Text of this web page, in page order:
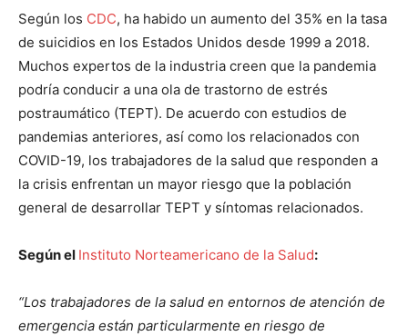
Según los CDC, ha habido un aumento del 35% en la tasa
de suicidios en los Estados Unidos desde 1999 a 2018.
Muchos expertos de la industria creen que la pandemia
podría conducir a una ola de trastorno de estrés
postraumático (TEPT). De acuerdo con estudios de
pandemias anteriores, así como los relacionados con
COVID-19, los trabajadores de la salud que responden a
la crisis enfrentan un mayor riesgo que la población
general de desarrollar TEPT y síntomas relacionados.
Según el Instituto Norteamericano de la Salud:
“Los trabajadores de la salud en entornos de atención de
emergencia están particularmente en riesgo de